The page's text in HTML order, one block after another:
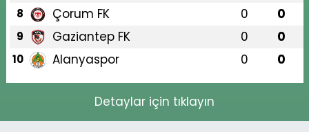
8 Çorum FK 0 0
9 Gaziantep FK 0 0
10 Alanyaspor 0 0
Detaylar için tıklayın